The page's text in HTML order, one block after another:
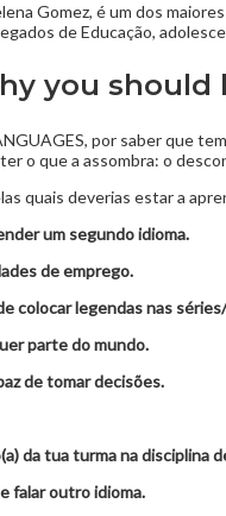
Gomez, é um dos
de Educação,
you
por saber que
o que a assombra: o
quais deverias estar a
um segundo idioma.
de emprego.
colocar legendas nas
parte do mundo.
de tomar decisões.
da tua turma na disciplina
falar outro idioma.